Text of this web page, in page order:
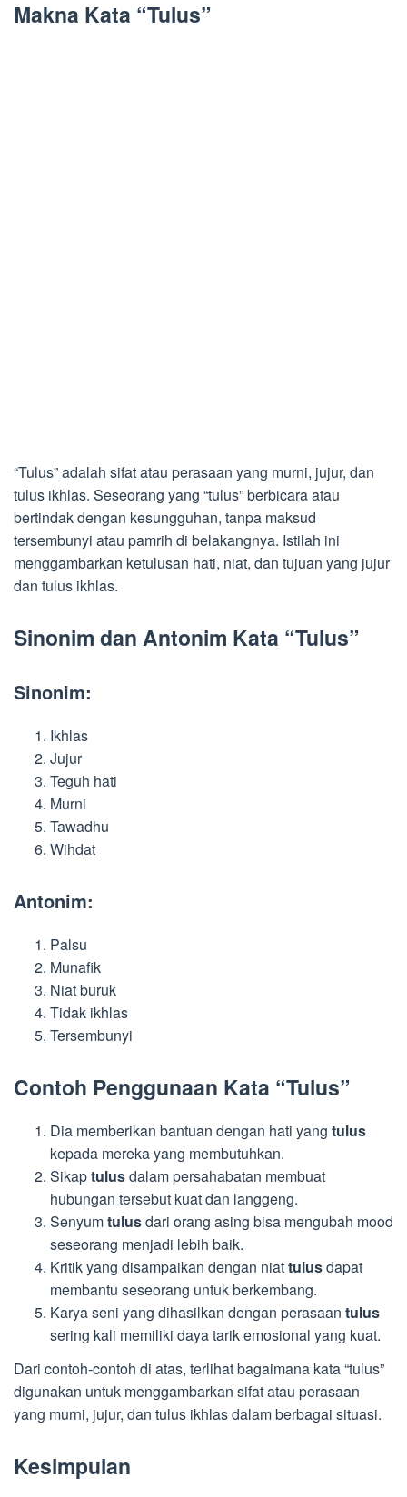
Makna Kata “Tulus”
“Tulus” adalah sifat atau perasaan yang murni, jujur, dan
tulus ikhlas. Seseorang yang “tulus” berbicara atau
bertindak dengan kesungguhan, tanpa maksud
tersembunyi atau pamrih di belakangnya. Istilah ini
menggambarkan ketulusan hati, niat, dan tujuan yang jujur
dan tulus ikhlas.
Sinonim dan Antonim Kata “Tulus”
Sinonim:
Ikhlas
Jujur
Teguh hati
Murni
Tawadhu
Wihdat
Antonim:
Palsu
Munafik
Niat buruk
Tidak ikhlas
Tersembunyi
Contoh Penggunaan Kata “Tulus”
Dia memberikan bantuan dengan hati yang tulus
kepada mereka yang membutuhkan.
Sikaptulusdalam persahabatan membuat
hubungan tersebut kuat dan langgeng.
Senyumtulusdari orang asing bisa mengubah mood
seseorang menjadi lebih baik.
Kritik yang disampaikan dengan niattulusdapat
membantu seseorang untuk berkembang.
Karya seni yang dihasilkan dengan perasaan tulus
sering kali memiliki daya tarik emosional yang kuat.
Dari contoh-contoh di atas, terlihat bagaimana kata “tulus”
digunakan untuk menggambarkan sifat atau perasaan
yang murni, jujur, dan tulus ikhlas dalam berbagai situasi.
Kesimpulan